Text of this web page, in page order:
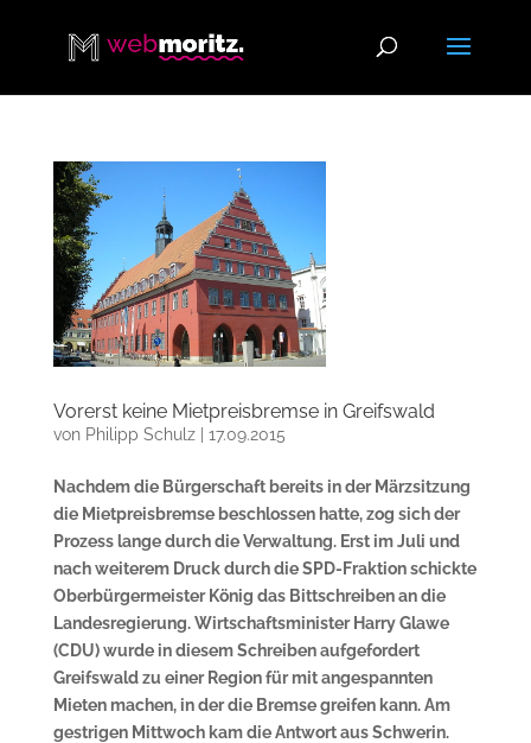
Vorerst keine Mietpreisbremse in Greifswald
von Philipp Schulz| 17.09.2015
Nachdem die Bürgerschaft bereits in der Märzsitzung
die Mietpreisbremse beschlossen hatte, zog sich der
Prozess lange durch die Verwaltung. Erst im Juli und
nach weiterem Druck durch die SPD-Fraktion schickte
Oberbürgermeister König das Bittschreiben an die
Landesregierung. Wirtschaftsminister Harry Glawe
(CDU) wurde in diesem Schreiben aufgefordert
Greifswald zu einer Region für mit angespannten
Mieten machen, in der die Bremse greifen kann. Am
gestrigen Mittwoch kam die Antwort aus Schwerin.